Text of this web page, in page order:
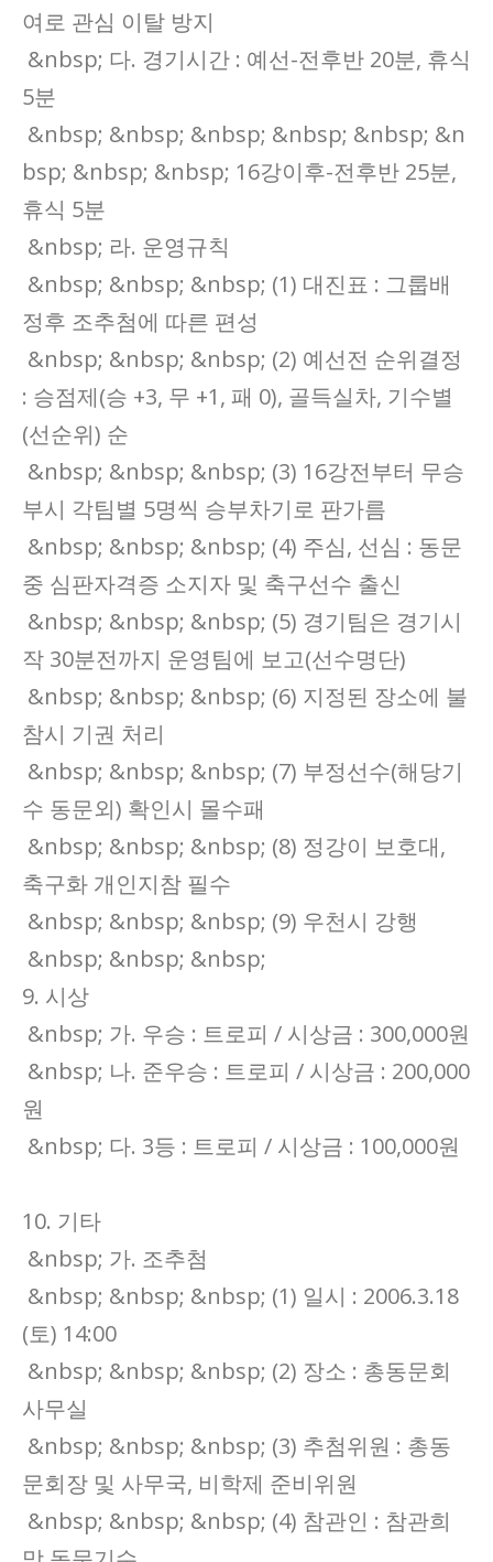
여로 관심 이탈 방지
&nbsp; 다. 경기시간 : 예선-전후반 20분, 휴식
5분
&nbsp; &nbsp; &nbsp; &nbsp; &nbsp; &n
bsp; &nbsp; &nbsp; 16강이후-전후반 25분,
휴식 5분
&nbsp; 라. 운영규칙
&nbsp; &nbsp; &nbsp; (1) 대진표 : 그룹배
정후 조추첨에 따른 편성
&nbsp; &nbsp; &nbsp; (2) 예선전 순위결정
: 승점제(승 +3, 무 +1, 패 0), 골득실차, 기수별
(선순위) 순
&nbsp; &nbsp; &nbsp; (3) 16강전부터 무승
부시 각팀별 5명씩 승부차기로 판가름
&nbsp; &nbsp; &nbsp; (4) 주심, 선심 : 동문
중 심판자격증 소지자 및 축구선수 출신
&nbsp; &nbsp; &nbsp; (5) 경기팀은 경기시
작 30분전까지 운영팀에 보고(선수명단)
&nbsp; &nbsp; &nbsp; (6) 지정된 장소에 불
참시 기권 처리
&nbsp; &nbsp; &nbsp; (7) 부정선수(해당기
수 동문외) 확인시 몰수패
&nbsp; &nbsp; &nbsp; (8) 정강이 보호대,
축구화 개인지참 필수
&nbsp; &nbsp; &nbsp; (9) 우천시 강행
&nbsp; &nbsp; &nbsp;
9. 시상
&nbsp; 가. 우승 : 트로피 / 시상금 : 300,000원
&nbsp; 나. 준우승 : 트로피 / 시상금 : 200,000
원
&nbsp; 다. 3등 : 트로피 / 시상금 : 100,000원
10. 기타
&nbsp; 가. 조추첨
&nbsp; &nbsp; &nbsp; (1) 일시 : 2006.3.18
(토) 14:00
&nbsp; &nbsp; &nbsp; (2) 장소 : 총동문회
사무실
&nbsp; &nbsp; &nbsp; (3) 추첨위원 : 총동
문회장 및 사무국, 비학제 준비위원
&nbsp; &nbsp; &nbsp; (4) 참관인 : 참관희